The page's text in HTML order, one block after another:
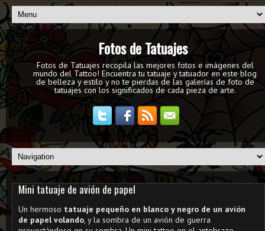
Fotos de Tatuajes
Fotos de Tatuajes recopila las mejores fotos e imágenes del
mundo del Tattoo! Encuentra tu tatuaje y tatuador en este blog
de belleza y estilo y no te pierdas de las galerías de foto de
tatuajes con los significados de cada pieza de arte.
Mini tatuaje de avión de papel
Un hermoso tatuaje pequeño en blanco y negro de un avión
de papel volando, y la sombra de un avión de guerra